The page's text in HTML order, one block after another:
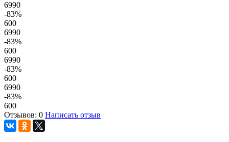
6990
-83%
600
6990
-83%
600
6990
-83%
600
6990
-83%
600
Отзывов: 0 Написать отзыв